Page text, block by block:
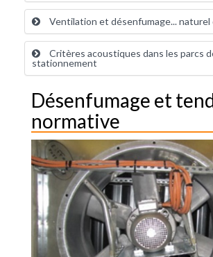
Ventilation et désenfumage... naturel
Critères acoustiques dans les parcs
stationnement
Désenfumage et
normative